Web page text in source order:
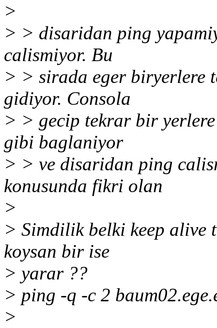
>
> > disaridan ping
calismiyor. Bu
> > sirada eger biryerlere
gidiyor. Consola
> > gecip tekrar bir
gibi baglaniyor
> > ve disaridan ping
konusunda fikri olan
>
> Simdilik belki keep
koysan bir ise
> yarar ??
> ping -q -c 2
>